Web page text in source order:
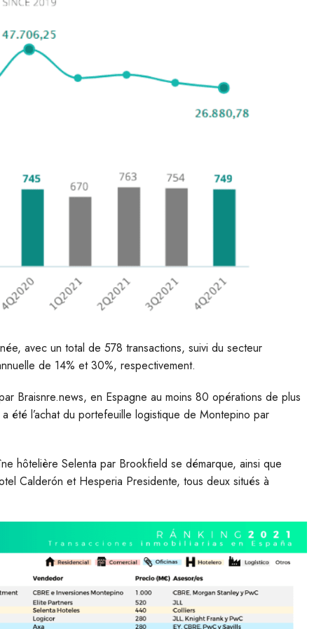
avec un total de 578 transactions, suivi du secteur
de 14% et 30%, respectivement.
Braisnre.news, en Espagne au moins 80 opérations de plus
été l’achat du portefeuille logistique de Montepino par
hôtelière Selenta par Brookfield se démarque, ainsi que
Calderón et Hesperia Presidente, tous deux situés à